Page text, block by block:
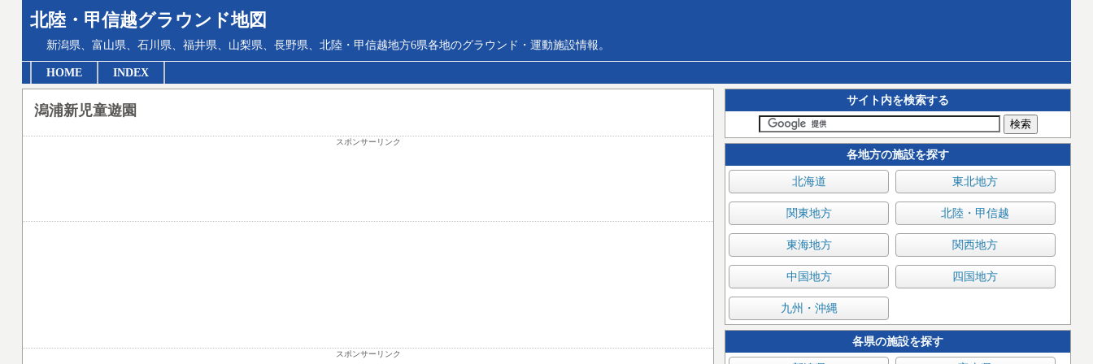
北陸・甲信越グラウンド地図
新潟県、富山県、石川県、福井県、山梨県、長野県、北陸・甲信越地方6県各地のグラウンド・運動施設情報。
HOME INDEX
サイト内を検索する
各地方の施設を探す
北海道 東北地方
関東地方 北陸・甲信越
東海地方 関西地方
中国地方 四国地方
九州・沖縄
各県の施設を探す
潟浦新児童遊園
スポンサーリンク
スポンサーリンク